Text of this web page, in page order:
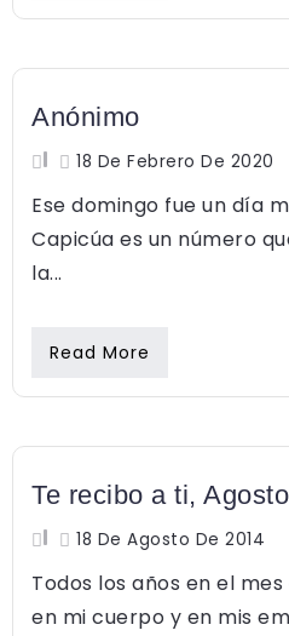
Anónimo
18 De Febrero De 2020
Ese domingo fue un día
Capicúa es un número
la...
Read More
Te recibo a ti,
18 De Agosto De 2014
Todos los años en el
en mi cuerpo y en mis